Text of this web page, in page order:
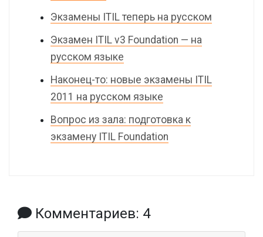
Экзамены ITIL теперь на русском
Экзамен ITIL v3 Foundation — на
русском языке
Наконец-то: новые экзамены ITIL
2011 на русском языке
Вопрос из зала: подготовка к
экзамену ITIL Foundation
Комментариев: 4